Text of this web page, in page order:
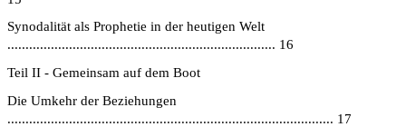
Synodalität als Prophetie in der heutigen Welt
.......................................................................... 16
Teil II - Gemeinsam auf dem Boot
Die Umkehr der Beziehungen
.......................................................................................... 17